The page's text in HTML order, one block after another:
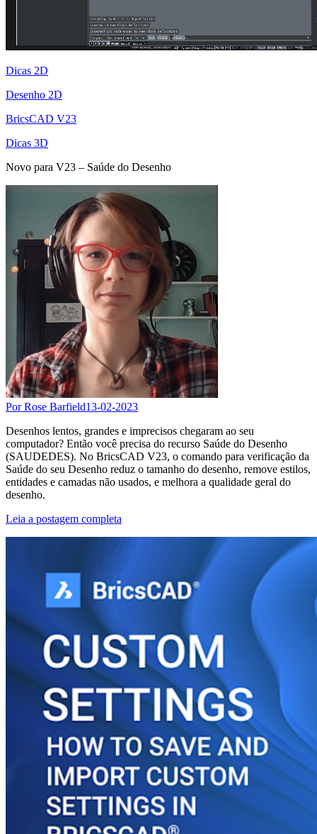
Dicas 2D
Desenho 2D
BricsCAD V23
Dicas 3D
Novo para V23 – Saúde do Desenho
Por Rose Barfield13-02-2023
Desenhos lentos, grandes e imprecisos chegaram ao seu
computador? Então você precisa do recurso Saúde do Desenho
(SAUDEDES). No BricsCAD V23, o comando para verificação da
Saúde do seu Desenho reduz o tamanho do desenho, remove estilos,
entidades e camadas não usados, e melhora a qualidade geral do
desenho.
Leia a postagem completa